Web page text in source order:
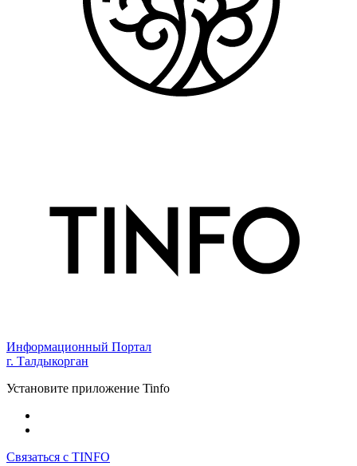
Информационный Портал
г. Талдыкорган
Установите приложение Tinfo
Связаться с TINFO